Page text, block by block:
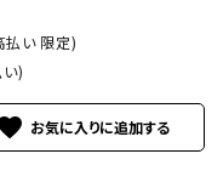
払い 限定)
)